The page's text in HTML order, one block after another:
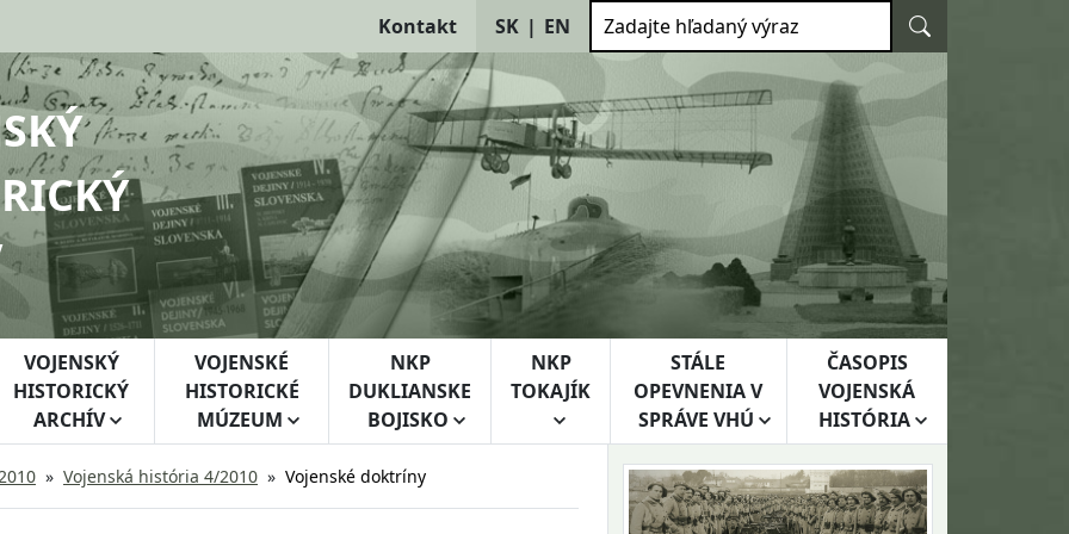
Kontakt SK EN Zadajte hľadaný výraz Vyhľadať
VOJENSKÝ
HISTORICKÝ
ARCHÍV
VOJENSKÉ
HISTORICKÉ
MÚZEUM
NKP
DUKLIANSKE
BOJISKO
NKP
TOKAJÍK
STÁLE
OPEVNENIA V
SPRÁVE VHÚ
ČASOPIS
VOJENSKÁ
HISTÓRIA
Vojenská história 4/2010 Vojenské doktríny